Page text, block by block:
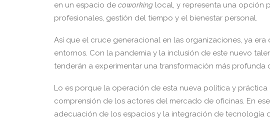
en un espacio de coworking local, y representa una opción
profesionales, gestión del tiempo y el bienestar personal.
Así que el cruce generacional en las organizaciones, ya
entornos. Con la pandemia y la inclusión de este nuevo
tenderán a experimentar una transformación más profunda
Lo es porque la operación de esta nueva política y
comprensión de los actores del mercado de oficinas. En
adecuación de los espacios y la integración de tecnología